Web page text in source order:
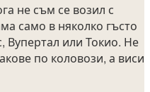
не съм се возил с
само в няколко гъсто
Вупертал или Токио. Не
по коловози, а виси